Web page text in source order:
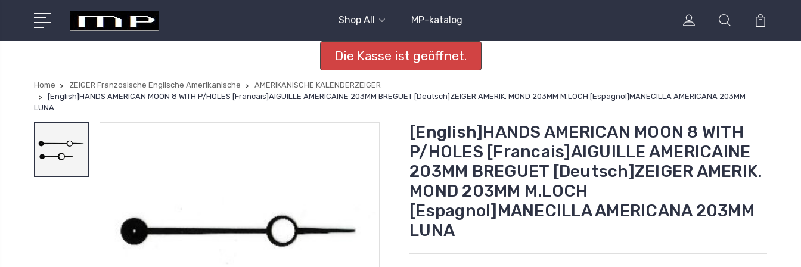
Shop All MP-katalog
Die Kasse ist geöffnet.
Home ZEIGER Franzosische Englische Amerikanische
AMERIKANISCHE KALENDERZEIGER
[English]HANDS AMERICAN MOON 8 WITH P/HOLES [Francais]AIGUILLE AMERICAINE 203MM BREGUET [Deutsch]ZEIGER AMERIK. MOND 203MM M.LOCH [Espagnol]MANECILLA AMERICANA 203MM
LUNA
[English]HANDS AMERICAN MOON 8 WITH
P/HOLES [Francais]AIGUILLE AMERICAINE
203MM BREGUET [Deutsch]ZEIGER AMERIK.
MOND 203MM M.LOCH
[Espagnol]MANECILLA AMERICANA 203MM
LUNA